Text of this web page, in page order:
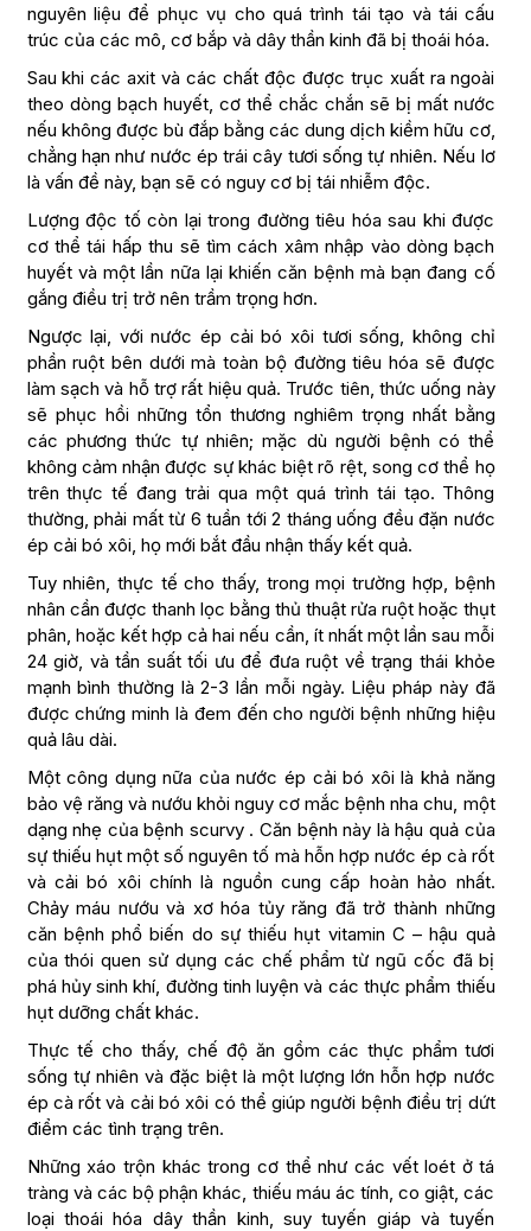
nguyên liệu để phục vụ cho quá trình tái tạo và tái cấu
trúc của các mô, cơ bắp và dây thần kinh đã bị thoái hóa.
Sau khi các axit và các chất độc được trục xuất ra ngoài
theo dòng bạch huyết, cơ thể chắc chắn sẽ bị mất nước
nếu không được bù đắp bằng các dung dịch kiềm hữu cơ,
chẳng hạn như nước ép trái cây tươi sống tự nhiên. Nếu lơ
là vấn đề này, bạn sẽ có nguy cơ bị tái nhiễm độc.
Lượng độc tố còn lại trong đường tiêu hóa sau khi được
cơ thể tái hấp thu sẽ tìm cách xâm nhập vào dòng bạch
huyết và một lần nữa lại khiến căn bệnh mà bạn đang cố
gắng điều trị trở nên trầm trọng hơn.
Ngược lại, với nước ép cải bó xôi tươi sống, không chỉ
phần ruột bên dưới mà toàn bộ đường tiêu hóa sẽ được
làm sạch và hỗ trợ rất hiệu quả. Trước tiên, thức uống này
sẽ phục hồi những tổn thương nghiêm trọng nhất bằng
các phương thức tự nhiên; mặc dù người bệnh có thể
không cảm nhận được sự khác biệt rõ rệt, song cơ thể họ
trên thực tế đang trải qua một quá trình tái tạo. Thông
thường, phải mất từ 6 tuần tới 2 tháng uống đều đặn nước
ép cải bó xôi, họ mới bắt đầu nhận thấy kết quả.
Tuy nhiên, thực tế cho thấy, trong mọi trường hợp, bệnh
nhân cần được thanh lọc bằng thủ thuật rửa ruột hoặc thụt
phân, hoặc kết hợp cả hai nếu cần, ít nhất một lần sau mỗi
24 giờ, và tần suất tối ưu để đưa ruột về trạng thái khỏe
mạnh bình thường là 2-3 lần mỗi ngày. Liệu pháp này đã
được chứng minh là đem đến cho người bệnh những hiệu
quả lâu dài.
Một công dụng nữa của nước ép cải bó xôi là khả năng
bảo vệ răng và nướu khỏi nguy cơ mắc bệnh nha chu, một
dạng nhẹ của bệnh scurvy . Căn bệnh này là hậu quả của
sự thiếu hụt một số nguyên tố mà hỗn hợp nước ép cà rốt
và cải bó xôi chính là nguồn cung cấp hoàn hảo nhất.
Chảy máu nướu và xơ hóa tủy răng đã trở thành những
căn bệnh phổ biến do sự thiếu hụt vitamin C – hậu quả
của thói quen sử dụng các chế phẩm từ ngũ cốc đã bị
phá hủy sinh khí, đường tinh luyện và các thực phẩm thiếu
hụt dưỡng chất khác.
Thực tế cho thấy, chế độ ăn gồm các thực phẩm tươi
sống tự nhiên và đặc biệt là một lượng lớn hỗn hợp nước
ép cà rốt và cải bó xôi có thể giúp người bệnh điều trị dứt
điểm các tình trạng trên.
Những xáo trộn khác trong cơ thể như các vết loét ở tá
tràng và các bộ phận khác, thiếu máu ác tính, co giật, các
loại thoái hóa dây thần kinh, suy tuyến giáp và tuyến